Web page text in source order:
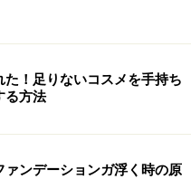
た！足りないコスメを手持ち
る方法
ァンデーションガ浮く時の原